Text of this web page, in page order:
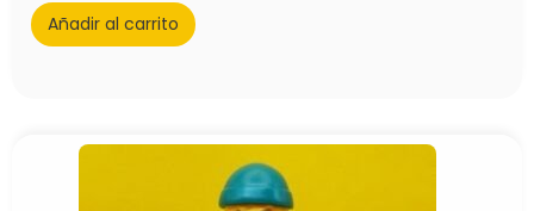
Añadir al carrito